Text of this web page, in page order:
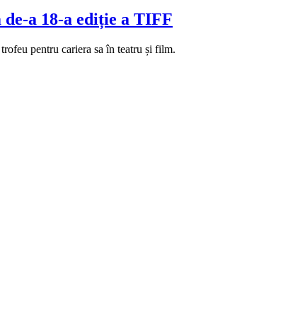
a 18-a ediție a TIFF
pentru cariera sa în teatru și film.